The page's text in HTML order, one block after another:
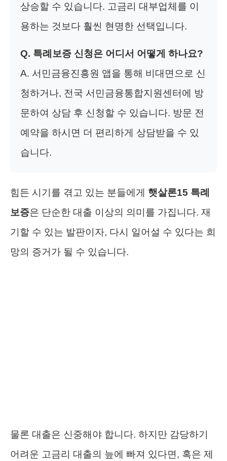
상승할 수 있습니다. 고금리 대부업체를 이
용하는 것보다 훨씬 현명한 선택입니다.
Q. 특례보증 신청은 어디서 어떻게 하나요?
A. 서민금융진흥원 앱을 통해 비대면으로 신
청하거나, 전국 서민금융통합지원센터에 방
문하여 상담 후 신청할 수 있습니다. 방문 전
예약을 하시면 더 편리하게 상담받을 수 있
습니다.
힘든 시기를 겪고 있는 분들에게 햇살론15 특례
보증은 단순한 대출 이상의 의미를 가집니다. 재
기할 수 있는 발판이자, 다시 일어설 수 있다는 희
망의 증거가 될 수 있습니다.
물론 대출은 신중해야 합니다. 하지만 감당하기
어려운 고금리 대출의 늪에 빠져 있다면, 혹은 제